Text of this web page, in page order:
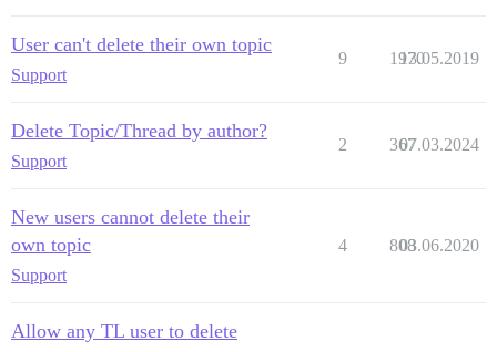
User can't delete their own topic
Support
9 1970
13.05.2019
Delete Topic/Thread by author?
Support
2 367
07.03.2024
New users cannot delete their
own topic
Support
4 808
03.06.2020
Allow any TL user to delete